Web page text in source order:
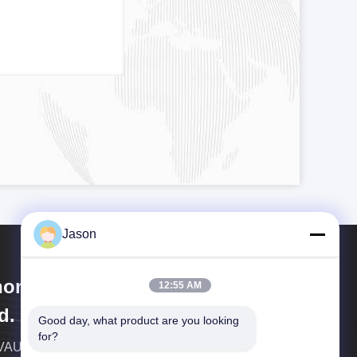
First Bus Chengdu Co.,
एक समूह कंपनी है जो ईवी बसों, कोचों, कोस्टर, एनईसी,
Jason
12:55 AM
Good day, what product are you looking
for?